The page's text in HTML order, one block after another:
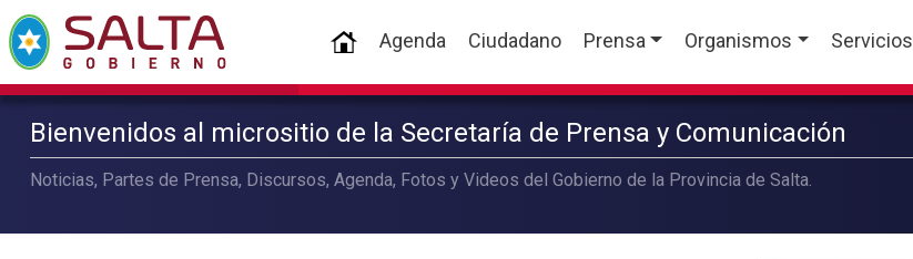
(current)
Agenda Ciudadano Prensa Organismos Servicios
Bienvenidos al micrositio de la Secretaría de Prensa y Comunicación
Noticias, Partes de Prensa, Discursos, Agenda, Fotos y Videos del Gobierno de la Provincia de Salta.